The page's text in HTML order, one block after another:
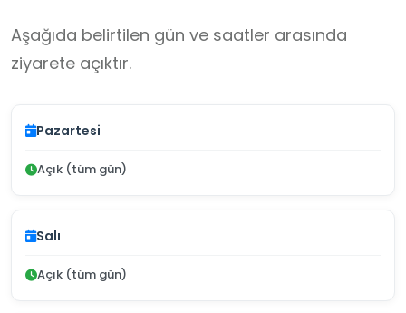
Aşağıda belirtilen gün ve saatler arasında
ziyarete açıktır.
Pazartesi
Açık (tüm gün)
Salı
Açık (tüm gün)